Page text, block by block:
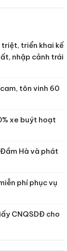
triển khai kế
nhập cảnh trái
tôn vinh 60
xe buýt hoạt
Hà và phát
phí phục vụ
CNQSDĐ cho